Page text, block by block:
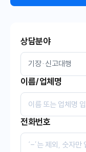
상담분야
이름/업체명
전화번호